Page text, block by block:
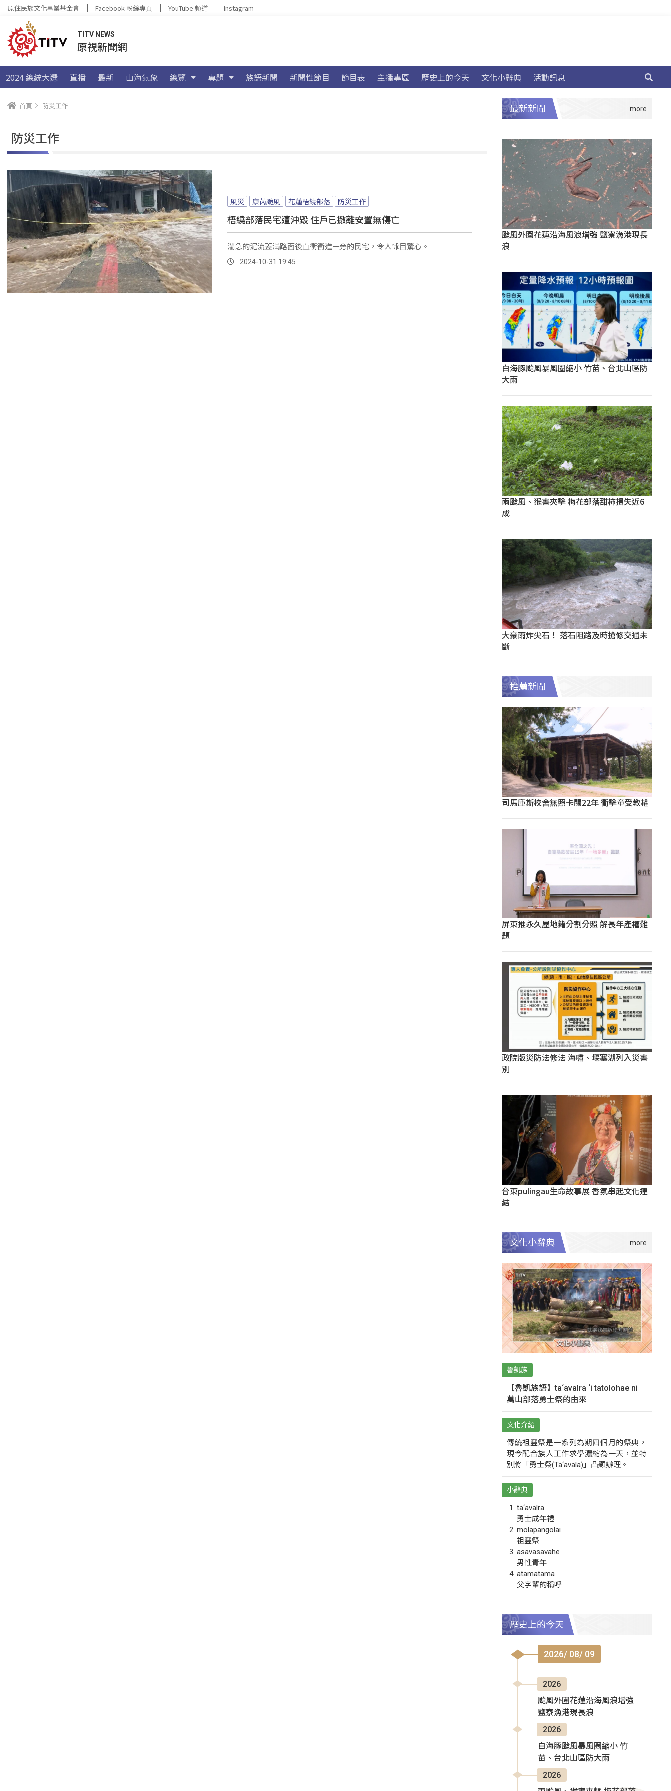
原住民族文化事業基金會 Facebook 粉絲專頁 YouTube 頻道 Instagram
TITV NEWS
原視新聞網
2024 總統大選 直播 最新 山海氣象 總覽 專題 族語新聞 新聞性節目 節目表 主播專區 歷史上的今天 文化小辭典 活動訊息
首頁 防災工作
防災工作
風災 康芮颱風 花蓮梧繞部落 防災工作
梧繞部落民宅遭沖毀 住戶已撤離安置無傷亡
湍急的泥流蓋滿路面後直衝衝進一旁的民宅，令人怵目驚心。
2024-10-31 19:45
最新新聞
颱風外圍花蓮沿海風浪增強 鹽寮漁港現長
浪
白海豚颱風暴風圈縮小 竹苗、台北山區防
大雨
兩颱風、猴害夾擊 梅花部落甜柿損失近6
成
大豪雨炸尖石！ 落石阻路及時搶修交通未
斷
推薦新聞
司馬庫斯校舍無照卡關22年 衝擊童受教權
屏東推永久屋地籍分割分照 解長年產權難
題
政院版災防法修法 海嘯、堰塞湖列入災害
別
台東pulingau生命故事展 香氛串起文化連
結
文化小辭典
魯凱族
【魯凱族語】ta‘avalra ‘i tatolohae ni｜
萬山部落勇士祭的由來
文化介紹
傳統祖靈祭是一系列為期四個月的祭典，
現今配合族人工作求學濃縮為一天，並特
別將「勇士祭(Ta‘avala)」凸顯辦理。
小辭典
ta‘avalra
勇士成年禮
molapangolai
祖靈祭
asavasavahe
男性青年
atamatama
父字輩的稱呼
歷史上的今天
2026/ 08/ 09
2026
颱風外圍花蓮沿海風浪增強
鹽寮漁港現長浪
2026
白海豚颱風暴風圈縮小 竹
苗、台北山區防大雨
2026